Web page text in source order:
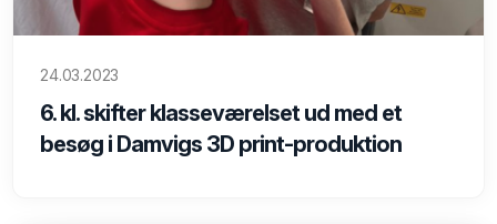
24.03.2023
6. kl. skifter klasseværelset ud med et
besøg i Damvigs 3D print-produktion